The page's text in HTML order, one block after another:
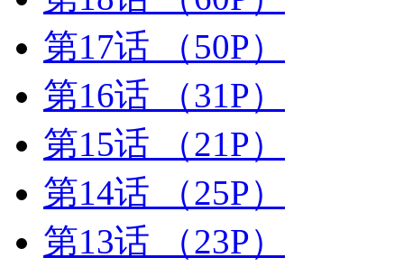
第17话
（50P）
第16话
（31P）
第15话
（21P）
第14话
（25P）
第13话
（23P）